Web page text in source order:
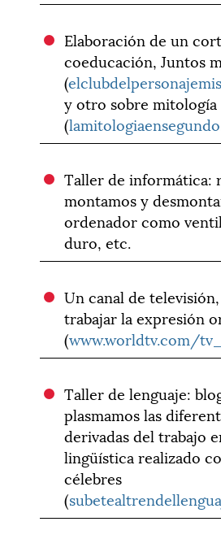
Elaboración de un
coeducación, Juntos
(
y otro sobre mitología
(
Taller de informática:
montamos y
ordenador como
duro, etc.
Un canal de
trabajar la expresión
(www.worldtv.com/
Taller de lenguaje:
plasmamos las
derivadas del trabajo
lingüística realizado
célebres
(